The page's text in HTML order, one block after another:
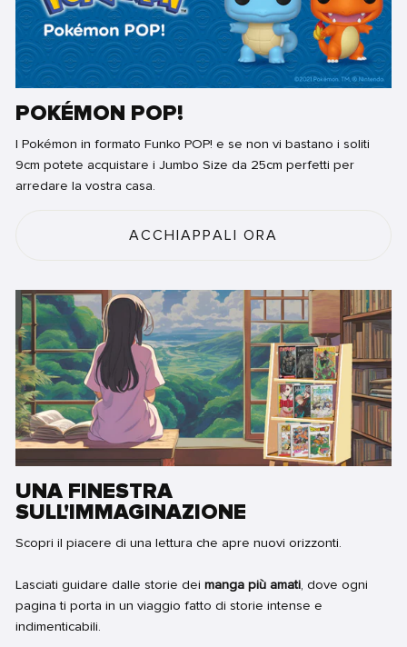
POKÉMON POP!
I Pokémon in formato Funko POP! e se non vi bastano i soliti
9cm potete acquistare i Jumbo Size da 25cm perfetti per
arredare la vostra casa.
ACCHIAPPALI ORA
UNA FINESTRA
SULL'IMMAGINAZIONE
Scopri il piacere di una lettura che apre nuovi orizzonti.
Lasciati guidare dalle storie dei manga più amati, dove ogni
pagina ti porta in un viaggio fatto di storie intense e
indimenticabili.